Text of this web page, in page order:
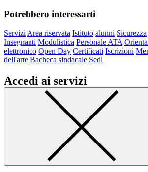
Potrebbero interessarti
Servizi Area riservata Istituto alunni Sicurezza
Insegnanti Modulistica Personale ATA
elettronico Open Day Certificati Iscrizioni
dell'arte Bacheca sindacale Sedi
Accedi ai servizi